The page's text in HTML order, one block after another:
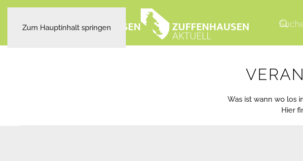
Zum Hauptinhalt springen
Was ist wann wo los
Hier